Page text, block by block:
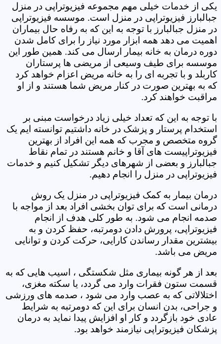
یکی از خدمات خیلی مهم مجموعه فیزیوتراپی در منزل
جبالبارز فیزیوتراپی در منزل است. موسسه فیزیوتراپی
در منزل جبالبارز با توجه به این که به رفاه حال بیماران
اهمیت می دهد همه ابزار مورد نیاز را برای کامل شدن
دوره درمان به خانه بیمار ارسال می کند. همین طور این
موسسه برای طیف وسیعی از مریضی ها پرستاران
کاربلد و با تجربه ای را به خانه مریض اعزام خواهد کرد
که به بهترین صورت در کنار مریض شما هستند و از او
مراقبت خواهند کرد.
با توجه به این که تعداد خیلی زیاد درخواست مبنی بر
استخدام پرستار و پزشک در خانه داشتیم توانسته ایم یک
گروه متخصص و مجرب که همه این افراد از بهترین
فیزیوتراپیست های آقا و خانم هستند در تمام نقاط
جبالبارز و بعضی از شهرهای دیگر تشکیل کنیم و خدمات
فیزیوتراپی در منزل را انجام دهیم.
درمان بیمار به کمک فیزیوتراپی در منزل یک روش
درمانی است که برای توان بخشی افراد بعد از مواجه با
صدمه انجام می شود. به طور کلی هدف از انجام
فیزیوتراپی، پرورش دادن دومرتبه، حفظ کردن و به
بیشترین مقدار رساندن کارایی، حرکت کردن و توانایی
مریض می باشد.
بعد از هر گونه بیماری مثل شکستگی ، اسیب هایی که به
قسمت ستون فقرات وارد می گردد، یا سکته مغزی،
اختلالاتی که به عصب وارد می شود ، صدمه های ورزشی
و جراحی، بدن انسان برای این که دومرتبه به شرایط
عادی خود بازگردد و کار او افزایش پیدا نماید به درمان
پزشکان فیزیوتراپی نیازمند خواهد بود.